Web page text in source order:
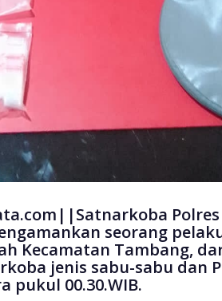
seorang
Kecamatan Tambang,
jenis sabu-sabu dan
pukul 00.30.WIB.